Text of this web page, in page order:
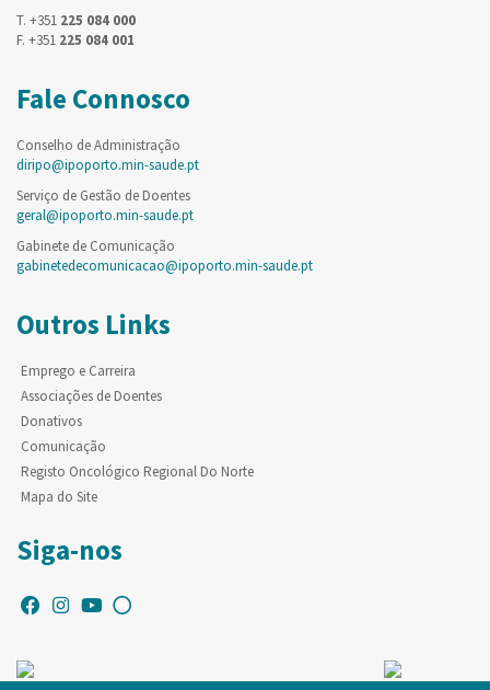
T. +351 225 084 000
F. +351 225 084 001
Fale Connosco
Conselho de Administração
diripo@ipoporto.min-saude.pt
Serviço de Gestão de Doentes
geral@ipoporto.min-saude.pt
Gabinete de Comunicação
gabinetedecomunicacao@ipoporto.min-saude.pt
Outros Links
Emprego e Carreira
Associações de Doentes
Donativos
Comunicação
Registo Oncológico Regional Do Norte
Mapa do Site
Siga-nos